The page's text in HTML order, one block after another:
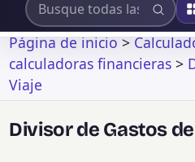
Página de inicio>
calculadoras financieras >
Viaje
Divisor de Gastos